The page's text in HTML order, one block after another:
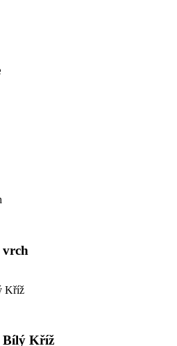
vrch
Bílý Kříž